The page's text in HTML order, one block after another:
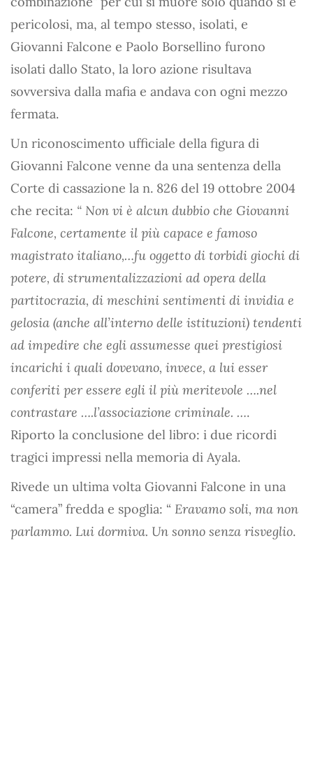
pericolosi, ma, al tempo stesso, isolati, e
Giovanni Falcone e Paolo Borsellino furono
isolati dallo Stato, la loro azione risultava
sovversiva dalla mafia e andava con ogni mezzo
fermata.
Un riconoscimento ufficiale della figura di
Giovanni Falcone venne da una sentenza della
Corte di cassazione la n. 826 del 19 ottobre 2004
che recita: “ Non vi è alcun dubbio che Giovanni
Falcone, certamente il più capace e famoso
magistrato italiano,…fu oggetto di torbidi giochi di
potere, di strumentalizzazioni ad opera della
partitocrazia, di meschini sentimenti di invidia e
gelosia (anche all’interno delle istituzioni) tendenti
ad impedire che egli assumesse quei prestigiosi
incarichi i quali dovevano, invece, a lui esser
conferiti per essere egli il più meritevole ….nel
contrastare ….l’associazione criminale. ….
Riporto la conclusione del libro: i due ricordi
tragici impressi nella memoria di Ayala.
Rivede un ultima volta Giovanni Falcone in una
“camera” fredda e spoglia: “ Eravamo soli, ma non
parlammo. Lui dormiva. Un sonno senza risveglio.